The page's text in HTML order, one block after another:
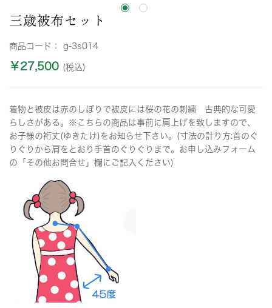
三歳被布セット
商品コード： g-3s014
￥27,500 (税込)
着物と被皮は赤のしぼりで被皮には桜の花の刺繍 古典的な可愛
らしさがある。※こちらの商品は事前に肩上げを致しますので、
お子様の裄丈(ゆきたけ)をお知らせ下さい。(寸法の計り方:首のぐ
りぐりから肩をとおり手首のぐりぐりまで。お申し込みフォーム
の「その他お問合せ」欄にご記入ください)